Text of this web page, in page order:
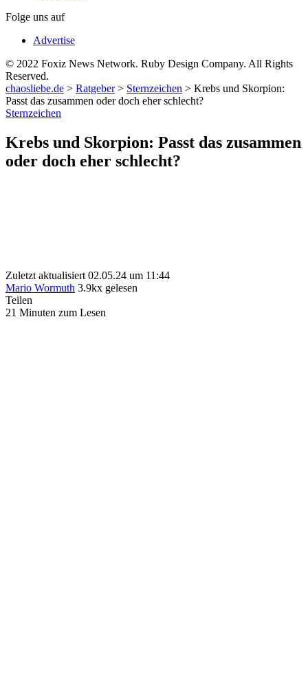
Folge uns auf
Advertise
© 2022 Foxiz News Network. Ruby Design Company. All Rights
Reserved.
chaosliebe.de > Ratgeber> Sternzeichen > Krebs und Skorpion:
Passt das zusammen oder doch eher schlecht?
Sternzeichen
Krebs und Skorpion: Passt das zusammen
oder doch eher schlecht?
Zuletzt aktualisiert 02.05.24 um 11:44
Mario Wormuth 3.9kx gelesen
Teilen
21 Minuten zum Lesen